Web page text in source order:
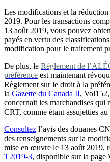
Les modifications et la
2019. Pour les transactions
13 août 2019, vous pouvez
payés en vertu des
modification pour le traitement
De plus, le Règlement de
préférence est maintenant
Règlement sur le droit à la
la Gazette du Canada II,
concernait les marchandises qui
CRT, comme étant assujetties
Consultez l’avis des douanes
des renseignements sur la
mise en œuvre le 13 août 2019,
T2019-3, disponible sur la page